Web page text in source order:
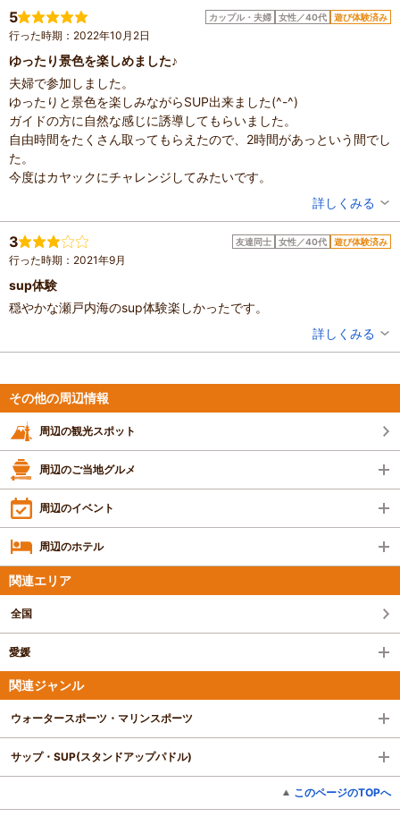
良かったです。
全体的にサービスを丁重に受けたい方は物足り
ないかも
しれないです。色々と私は程よい距離感でし
た。
インストラクターの方が途中撮ってくれた写真
は
片付け、シャワー後にエアドロしてくれまし
た。
シャワーはボディーソープなどの備え付けは無
近くの銭湯に移動しました。
銭湯は、食事もできて、ちょっとした休憩もで
グチェアあり)
子供達がまた行きたいと言ってくれたので、
滞在時間：1～2時間
人数：3人～5人
家族の内訳：お子様、その他
子供の年齢：7～12歳
投稿日：2023年8月7日
5 カップル・夫婦 女性／40代 遊び体験済み
行った時期：2022年10月2日
ゆったり景色を楽しめました♪
夫婦で参加しました。
ゆったりと景色を楽しみながらSUP出来ました(^-^)
ガイドの方に自然な感じに誘導してもらいました。
自由時間をたくさん取ってもらえたので、2時間があっという間でし
た。
今度はカヤックにチャレンジしてみたいです。
滞在時間：2～3時間
設備の有無：駐車場、トイレ
投稿日：2022年10月2日
詳しくみる
3 友達同士 女性／40代 遊び体験済み
行った時期：2021年9月
sup体験
穏やかな瀬戸内海のsup体験楽しかったです。
設備の有無：駐車場
投稿日：2021年9月7日
詳しくみる
その他の周辺情報
周辺の観光スポット
周辺のご当地グルメ
周辺のイベント
周辺のホテル
関連エリア
全国
愛媛
関連ジャンル
ウォータースポーツ・マリンスポーツ
サップ・SUP(スタンドアップパドル)
このページのTOPへ